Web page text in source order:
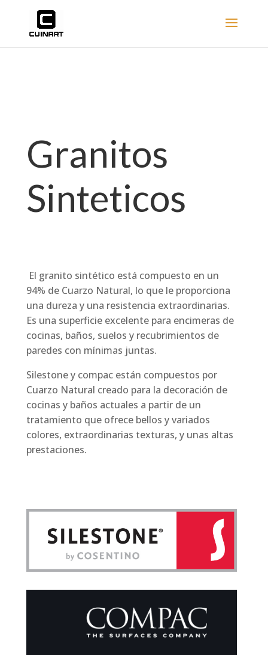
Granitos
Sinteticos
El granito sintético está compuesto en un
94% de Cuarzo Natural, lo que le proporciona
una dureza y una resistencia extraordinarias.
Es una superficie excelente para encimeras de
cocinas, baños, suelos y recubrimientos de
paredes con mínimas juntas.
Silestone y compac están compuestos por
Cuarzo Natural creado para la decoración de
cocinas y baños actuales a partir de un
tratamiento que ofrece bellos y variados
colores, extraordinarias texturas, y unas altas
prestaciones.